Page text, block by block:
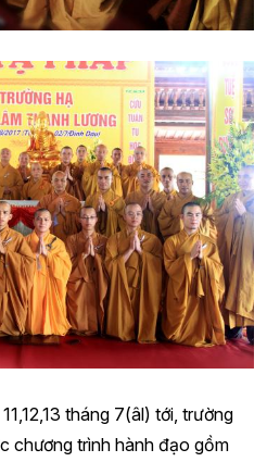
tháng 7(âl) tới, trường
chương trình hành đạo gồm